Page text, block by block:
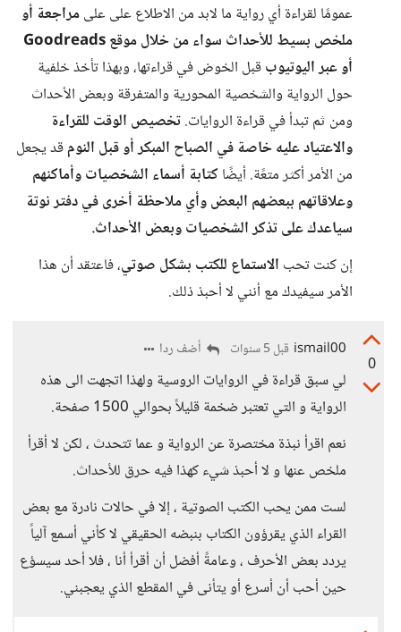
عمومًا لقراءة أي رواية ما لابد من الاطلاع على علىمراجعة أو
ملخص بسيط للأحداث سواء من خلال موقع Goodreads
أو عبر اليوتيوبقبل الخوض في قراءتها، وبهذا تأخذ خلفية
حول الرواية والشخصية المحورية والمتفرقة وبعض الأحداث
ومن ثم تبدأ في قراءة الروايات.تخصيص الوقت للقراءة
والاعتياد عليه خاصة في الصباح المبكر أو قبل النومقد يجعل
من الأمر أكثر متعًة. أيضًاكتابة أسماء الشخصيات وأماكنهم
وعلاقاتهم ببعضهم البعض وأي ملاحظة أخرى في دفتر نوتة
سياعدك على تذكر الشخصيات وبعض الأحداث.
إن كنت تحب الاستماع للكتب بشكل صوتي، فاعتقد أن هذا
الأمر سيفيدك مع أنني لا أحبذ ذلك.
0
ismail00 قبل 5 سنوات أضف ردا
لي سبق قراءة في الروايات الروسية ولهذا اتجهت الى هذه
الرواية و التي تعتبر ضخمة قليلاً بحوالي 1500 صفحة.
نعم اقرأ نبذة مختصرة عن الرواية و عما تتحدث ، لكن لا أقرأ
ملخص عنها و لا أحبذ شيء كهذا فيه حرق للأحداث.
لست ممن يحب الكتب الصوتية ، إلا في حالات نادرة مع بعض
القراء الذي يقرؤون الكتاب بنبضه الحقيقي لا كأني أسمع آلياً
يردد بعض الأحرف ، وعامةً أفضل أن أقرأ أنا ، فلا أحد سيسؤع
حين أحب أن أسرع أو يتأنى في المقطع الذي يعجبني.